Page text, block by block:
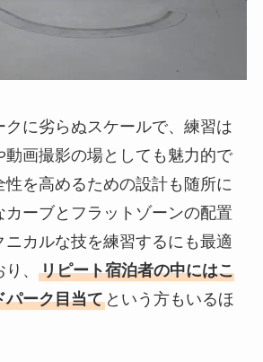
クに劣らぬスケールで、練習は
動画撮影の場としても魅力的で
性を高めるための設計も随所に
カーブとフラットゾーンの配置
ニカルな技を練習するにも最適
、 リピート宿泊者の中にはこ
パーク目当てという方もいるほ